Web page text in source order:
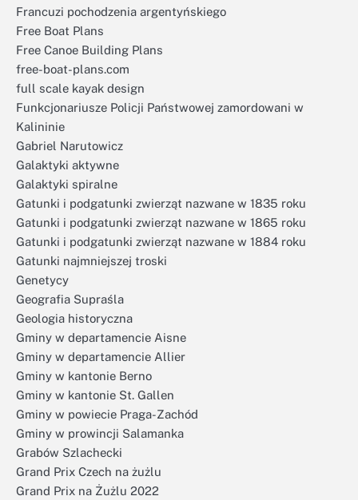
Francuzi pochodzenia argentyńskiego
Free Boat Plans
Free Canoe Building Plans
free-boat-plans.com
full scale kayak design
Funkcjonariusze Policji Państwowej zamordowani w
Kalininie
Gabriel Narutowicz
Galaktyki aktywne
Galaktyki spiralne
Gatunki i podgatunki zwierząt nazwane w 1835 roku
Gatunki i podgatunki zwierząt nazwane w 1865 roku
Gatunki i podgatunki zwierząt nazwane w 1884 roku
Gatunki najmniejszej troski
Genetycy
Geografia Supraśla
Geologia historyczna
Gminy w departamencie Aisne
Gminy w departamencie Allier
Gminy w kantonie Berno
Gminy w kantonie St. Gallen
Gminy w powiecie Praga-Zachód
Gminy w prowincji Salamanka
Grabów Szlachecki
Grand Prix Czech na żużlu
Grand Prix na Żużlu 2022